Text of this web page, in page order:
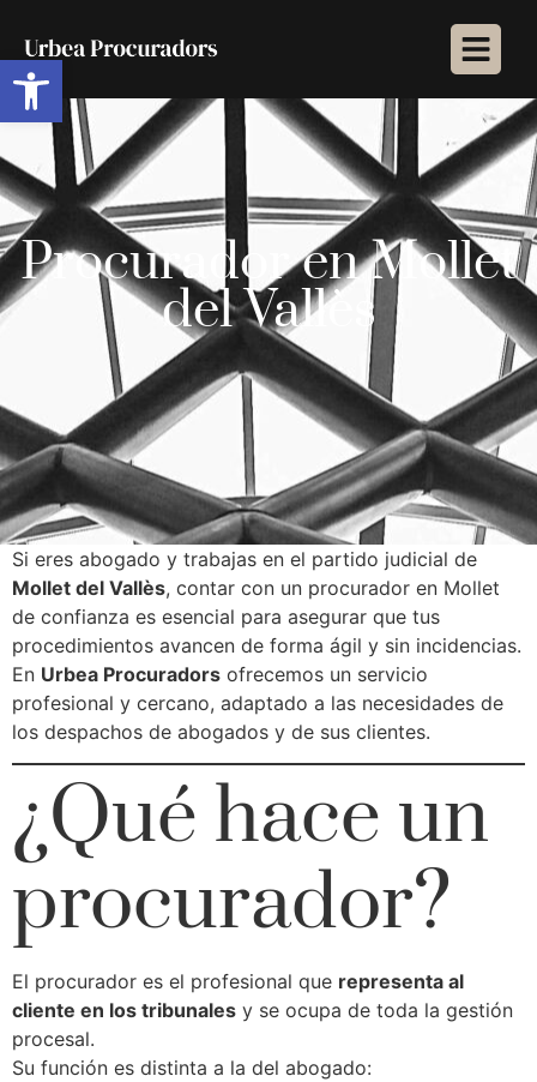
Abrir barra de herramientas
Procurador en Mollet
del Vallès
Si eres abogado y trabajas en el partido judicial de
Mollet del Vallès, contar con un procurador en Mollet
de confianza es esencial para asegurar que tus
procedimientos avancen de forma ágil y sin incidencias.
En Urbea Procuradors ofrecemos un servicio
profesional y cercano, adaptado a las necesidades de
los despachos de abogados y de sus clientes.
¿Qué hace un
procurador?
El procurador es el profesional que representa al
cliente en los tribunales y se ocupa de toda la gestión
procesal.
Su función es distinta a la del abogado: